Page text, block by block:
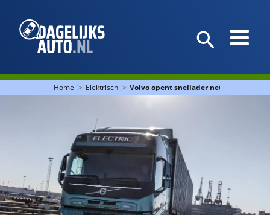
Home > Elektrisch > Volvo opent snellader netwerk voor